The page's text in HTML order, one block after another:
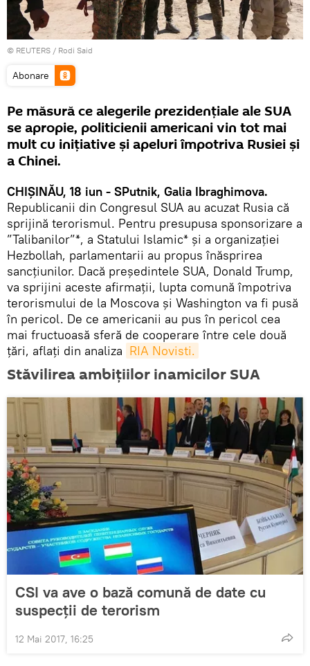
© REUTERS / Rodi Said
Abonare
Pe măsură ce alegerile prezidențiale ale SUA
se apropie, politicienii americani vin tot mai
mult cu inițiative și apeluri împotriva Rusiei și
a Chinei.
CHIȘINĂU, 18 iun - SPutnik, Galia Ibraghimova.
Republicanii din Congresul SUA au acuzat Rusia că
sprijină terorismul. Pentru presupusa sponsorizare a
”Talibanilor”*, a Statului Islamic* și a organizației
Hezbollah, parlamentarii au propus înăsprirea
sancțiunilor. Dacă președintele SUA, Donald Trump,
va sprijini aceste afirmații, lupta comună împotriva
terorismului de la Moscova și Washington va fi pusă
în pericol. De ce americanii au pus în pericol cea
mai fructuoasă sferă de cooperare între cele două
țări, aflați din analiza RIA Novisti.
Stăvilirea ambițiilor inamicilor SUA
CSI va ave o bază comună de date cu
suspecții de terorism
12 Mai 2017, 16:25